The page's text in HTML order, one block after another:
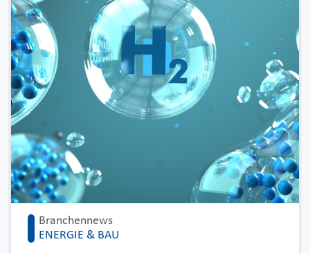
Branchennews
ENERGIE & BAU